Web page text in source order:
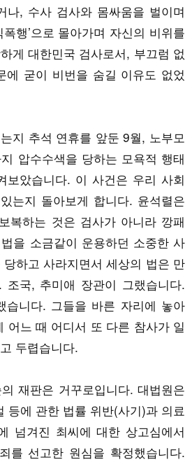
나, 수사 검사와 몸싸움을 벌이며
행’으로 몰아가며 자신의 비위를
게 대한민국 검사로서, 부끄럼 없
에 굳이 비번을 숨길 이유도 없었
지 추석 연휴를 앞둔 9월, 노부모
압수수색을 당하는 모욕적 행태
보았습니다. 이 사건은 우리 사회
는지 돌아보게 합니다. 윤석렬은
복하는 것은 검사가 아니라 깡패
을 소금같이 운용하던 소중한 사
하고 사라지면서 세상의 법은 만
조국, 추미애 장관이 그랬습니다.
습니다. 그들을 바른 자리에 놓아
어느 때 어디서 또 다른 참사가 일
두렵습니다.
재판은 거꾸로입니다. 대법원은
등에 관한 법률 위반(사기)과 의료
넘겨진 최씨에 대한 상고심에서
를 선고한 원심을 확정했습니다.